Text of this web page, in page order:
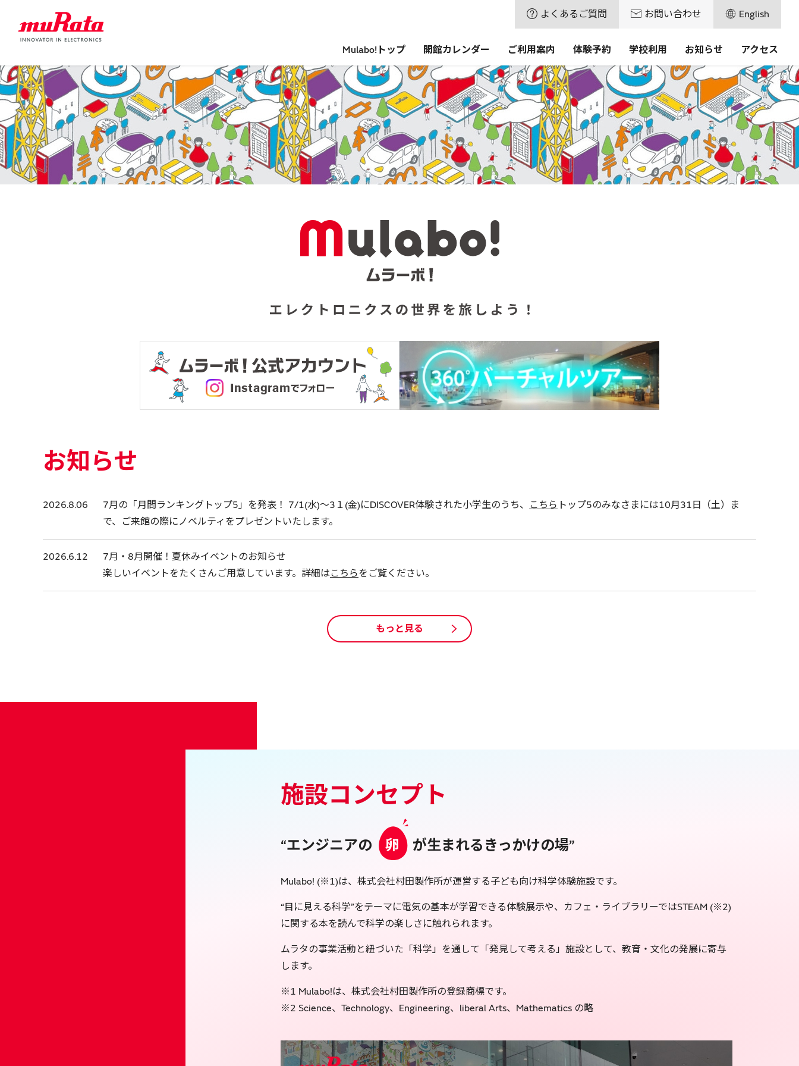
Mulabo!トップ 開館カレンダー ご利用案内 体験予約 学校利用 お知らせ アクセス
よくあるご質問 お問い合わせ English
お知らせ
2026.8.06 7月の「月間ランキングトップ5」を発表！ 7/1(水)～3１(金)にDISCOVER体験された小学生のうち、 こちら トップ5のみなさまには10月31日（土）ま
で、ご来館の際にノベルティをプレゼントいたします。
2026.6.12
7月・8月開催！夏休みイベントのお知らせ
楽しいイベントをたくさんご用意しています。詳細は こちらをご覧ください。
もっと見る
施設コンセプト
“エンジニアの 卵 が生まれるきっかけの場”
Mulabo! (※1)は、株式会社村田製作所が運営する子ども向け科学体験施設です。
“目に見える科学”をテーマに電気の基本が学習できる体験展示や、カフェ・ライブラリーではSTEAM (※2)
に関する本を読んで科学の楽しさに触れられます。
ムラタの事業活動と紐づいた「科学」を通して「発見して考える」施設として、教育・文化の発展に寄与
します。
※1 Mulabo!は、株式会社村田製作所の登録商標です。
※2 Science、Technology、Engineering、liberal Arts、Mathematics の略